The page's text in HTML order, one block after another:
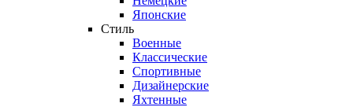
Японские
Стиль
Военные
Классические
Спортивные
Дизайнерские
Яхтенные